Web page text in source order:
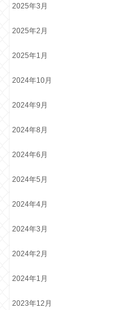
2025年3月
2025年2月
2025年1月
2024年10月
2024年9月
2024年8月
2024年6月
2024年5月
2024年4月
2024年3月
2024年2月
2024年1月
2023年12月